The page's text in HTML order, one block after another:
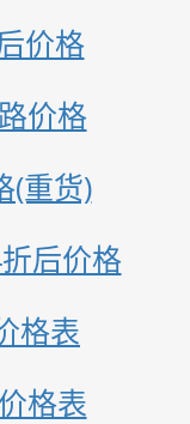
价格
价格
(重货)
后价格
格表
格表